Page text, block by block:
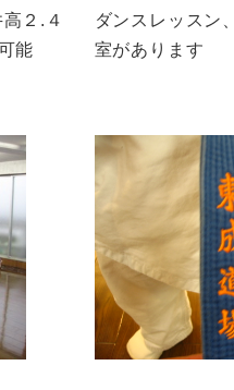
２.４
能
ダンスレッスン
室があります